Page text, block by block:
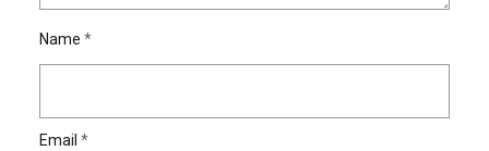
Name *
Email *